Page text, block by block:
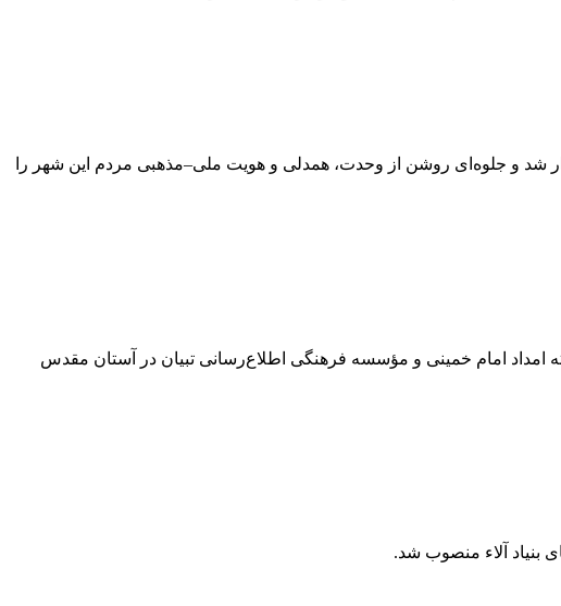
شد و جلوه‌ای روشن از وحدت، همدلی و هویت ملی–مذهبی مردم این شهر را
امداد امام خمینی و مؤسسه فرهنگی اطلاع‌رسانی تبیان در آستان مقدس
بنیاد آلاء منصوب شد.